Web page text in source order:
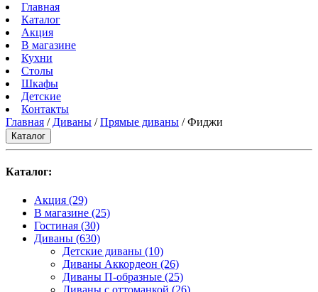
Главная
Каталог
Акция
В магазине
Кухни
Столы
Шкафы
Детские
Контакты
Главная / Диваны /Прямые диваны / Фиджи
Каталог
Каталог:
Акция (29)
В магазине (25)
Гостиная (30)
Диваны (630)
Детские диваны (10)
Диваны Аккордеон (26)
Диваны П-образные (25)
Диваны с оттоманкой (26)